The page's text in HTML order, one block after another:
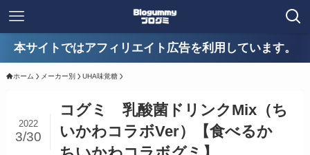
本サイトではアフィリエイト広告を利用しています。
ホーム メーカー別 UHA味覚糖
コグミ 乳酸菌ドリンクMix（ち
いかわコラボVer）【食べるか
2022
3/30